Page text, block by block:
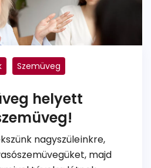
Szemüveg
helyett
nagyszüleinkre,
majd